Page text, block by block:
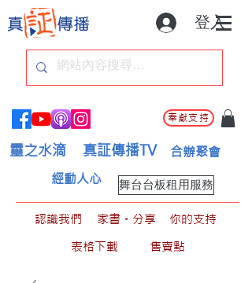
登入
奉獻支持
靈之水滴 真証傳播TV 合辦聚會
舞台台板租用服務
經動人心
認識我們 家書。分享
你的支持
表格下載
售賣點